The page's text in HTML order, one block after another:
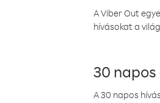
A Viber Out
hívásokat a
30
A 30 napos